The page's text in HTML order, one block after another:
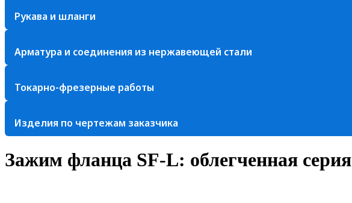
Рукава и шланги
Арматура и соединения из нержавеющей стали
Токарно-фрезерные работы
Изделия по чертежам заказчика
Зажим фланца SF-L: облегченная серия